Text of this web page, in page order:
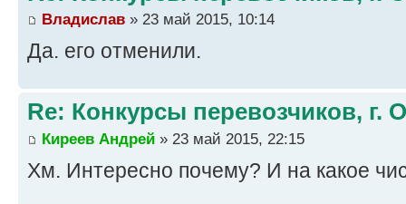
Владислав » 23 май 2015, 10:14
Да. его отменили.
Re: Конкурсы перевозчиков, г.
Киреев Андрей » 23 май 2015, 22:15
Хм. Интересно почему? И на какое